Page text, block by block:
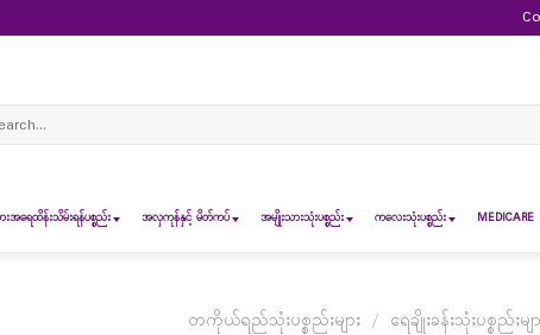
အရေထိန်းသိမ်းရန်ပစ္စည်း အလှကုန်နှင့် မိတ်ကပ် အမျိုးသားသုံးပစ္စည်း ကလေးသုံးပစ္စည်း MEDICARE
တကိုယ်ရည်သုံးပစ္စည်းများ / ရေချိုးခန်းသုံးပစ္စည်းမျ